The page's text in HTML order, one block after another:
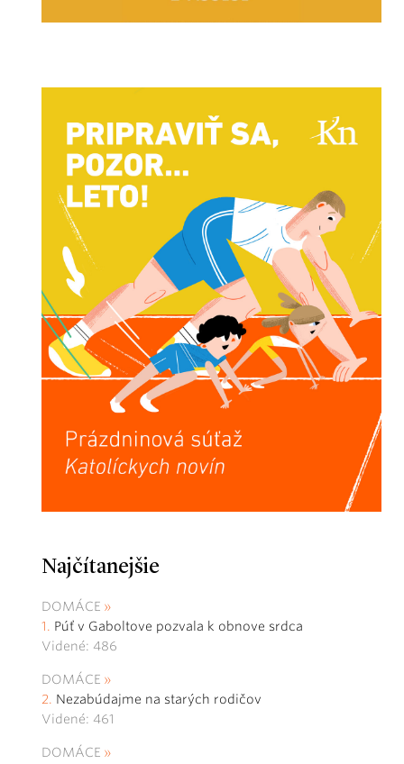
Najčítanejšie
DOMÁCE
Púť v Gaboltove pozvala k obnove srdca
Videné: 486
DOMÁCE
Nezabúdajme na starých rodičov
Videné: 461
DOMÁCE